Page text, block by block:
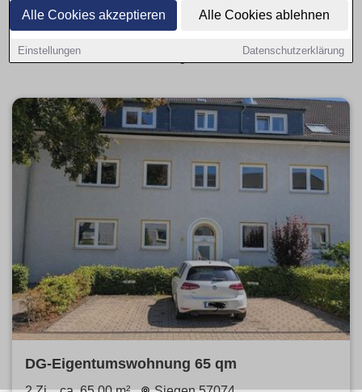
Alle Cookies akzeptieren Alle Cookies ablehnen
Einstellungen Datenschutzerklärung
Eigentumswohnungen in beliebten Wohnlagen. Ob kleines
Apartment oder großzügige Eigentumswohnung – hier sind
DG-Eigentumswohnung 65 qm